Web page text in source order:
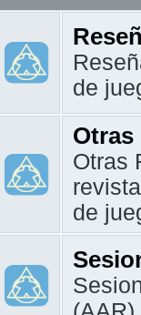
de
Otras
Otras
de